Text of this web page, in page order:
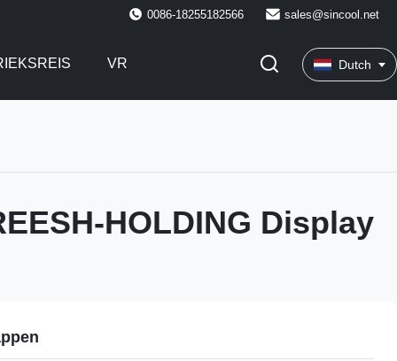
0086-18255182566 sales@sincool.net
VR Dutch
HOLDING Display